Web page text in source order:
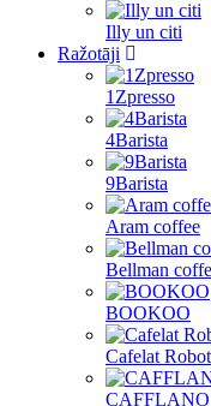
Illy un citi
Ražotāji
1Zpresso
4Barista
9Barista
Aram coffee
Bellman
BOOKOO
Cafelat Robot
CAFFLANO